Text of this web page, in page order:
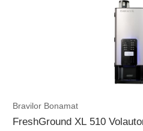
Bravilor Bonamat
FreshGround XL 510